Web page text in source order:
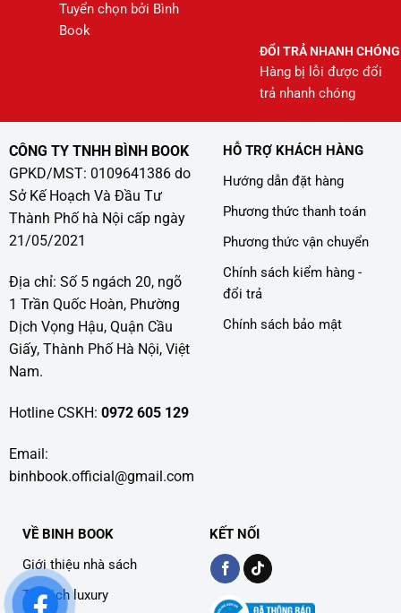
Tuyển chọn bởi Bình
Book
ĐỔI TRẢ NHANH CHÓNG
Hàng bị lỗi được đổi
trả nhanh chóng
CÔNG TY TNHH BÌNH BOOK
GPKD/MST: 0109641386 do
Sở Kế Hoạch Và Đầu Tư
Thành Phố hà Nội cấp ngày
21/05/2021
Địa chỉ: Số 5 ngách 20, ngõ
1 Trần Quốc Hoàn, Phường
Dịch Vọng Hậu, Quận Cầu
Giấy, Thành Phố Hà Nội, Việt
Nam.
Hotline CSKH: 0972 605 129
Email:
binhbook.official@gmail.com
HỖ TRỢ KHÁCH HÀNG
Hướng dẫn đặt hàng
Phương thức thanh toán
Phương thức vận chuyển
Chính sách kiểm hàng -
đổi trả
Chính sách bảo mật
VỀ BINH BOOK
Giới thiệu nhà sách
Tủ sách luxury
KẾT NỐI